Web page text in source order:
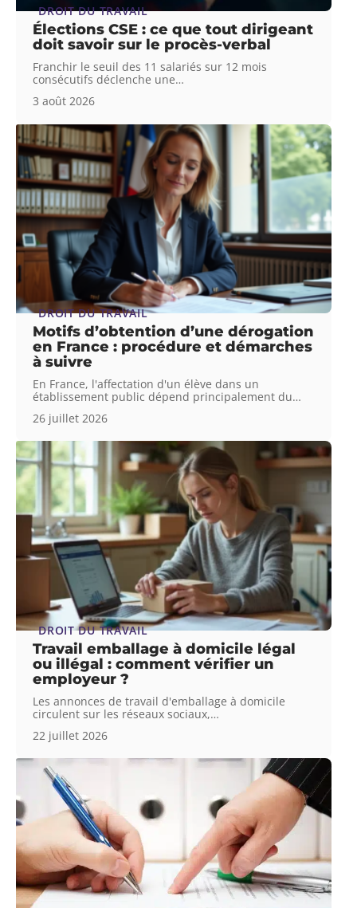
DROIT DU TRAVAIL
Élections CSE : ce que tout dirigeant
doit savoir sur le procès-verbal
Franchir le seuil des 11 salariés sur 12 mois
consécutifs déclenche une…
3 août 2026
DROIT DU TRAVAIL
Motifs d’obtention d’une dérogation
en France : procédure et démarches
à suivre
En France, l'affectation d'un élève dans un
établissement public dépend principalement du…
26 juillet 2026
DROIT DU TRAVAIL
Travail emballage à domicile légal
ou illégal : comment vérifier un
employeur ?
Les annonces de travail d'emballage à domicile
circulent sur les réseaux sociaux,…
22 juillet 2026